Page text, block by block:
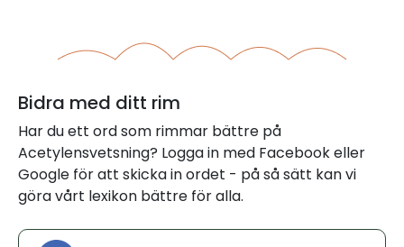
Bidra med ditt rim
Har du ett ord som rimmar bättre på
Acetylensvetsning? Logga in med Facebook eller
Google för att skicka in ordet - på så sätt kan vi
göra vårt lexikon bättre för alla.